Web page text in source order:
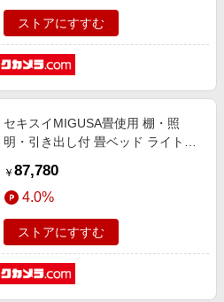
フ
ン
ストアにすすむ
セキスイMIGUSA畳使用 棚・照
明・引き出し付 畳ベッド ライトブ
ズ]
￥ 87,780
4.0%
ストアにすすむ